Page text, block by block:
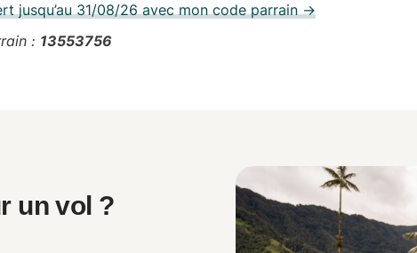
jusqu’au 31/08/26 avec mon code parrain →
: 13553756
un vol ?